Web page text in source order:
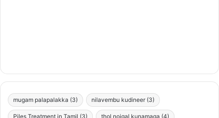
mugam palapalakka (3) nilavembu kudineer (3)
Piles Treatment in Tamil (3) thol noigal kunamaga (4)